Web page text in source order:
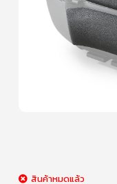
สินค้าหมดแล้ว